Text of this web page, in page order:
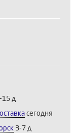
15 д
сегодня
3-7 д